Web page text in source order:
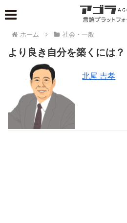
ホーム 社会・一般
より良き自分を築くには？
北尾 吉孝